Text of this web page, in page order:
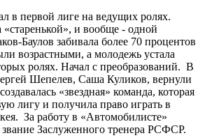
в первой лиге на ведущих ролях.
и вообще - одной
Баулов забивала более 70 процентов
возрастными, а молодежь устала
ролях. Начал с преобразований. В
Шепелев, Саша Куликов, вернули
«звездная» команда, которая
лигу и получила право играть в
За работу в «Автомобилисте»
Заслуженного тренера РСФСР.